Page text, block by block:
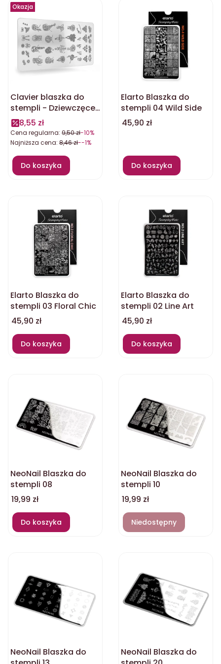
Okazja
Clavier blaszka do
stempli - Dziewczęce
Wzory
8,55 zł
Cena regularna: 9,50 zł-10%
Najniższa cena: 8,46 zł--1%
Do koszyka
Elarto Blaszka do
stempli 04 Wild Side
Cena
45,90 zł
Do koszyka
Elarto Blaszka do
stempli 03 Floral Chic
Cena
45,90 zł
Do koszyka
Elarto Blaszka do
stempli 02 Line Art
Cena
45,90 zł
Do koszyka
NeoNail Blaszka do
stempli 08
Cena
19,99 zł
Do koszyka
NeoNail Blaszka do
stempli 10
Cena
19,99 zł
Niedostępny
NeoNail Blaszka do
NeoNail Blaszka do